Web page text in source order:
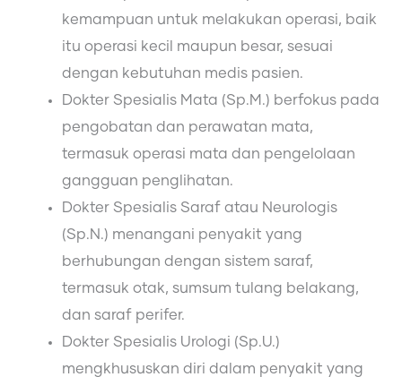
kemampuan untuk melakukan operasi, baik
itu operasi kecil maupun besar, sesuai
dengan kebutuhan medis pasien.
Dokter Spesialis Mata (Sp.M.) berfokus pada
pengobatan dan perawatan mata,
termasuk operasi mata dan pengelolaan
gangguan penglihatan.
Dokter Spesialis Saraf atau Neurologis
(Sp.N.) menangani penyakit yang
berhubungan dengan sistem saraf,
termasuk otak, sumsum tulang belakang,
dan saraf perifer.
Dokter Spesialis Urologi (Sp.U.)
mengkhususkan diri dalam penyakit yang